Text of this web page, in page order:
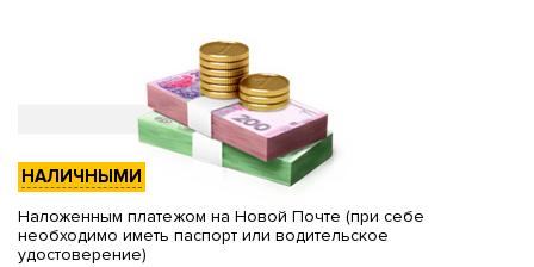
НАЛИЧНЫМИ
Наложенным платежом на Новой Почте (при себе
необходимо иметь паспорт или водительское
удостоверение)